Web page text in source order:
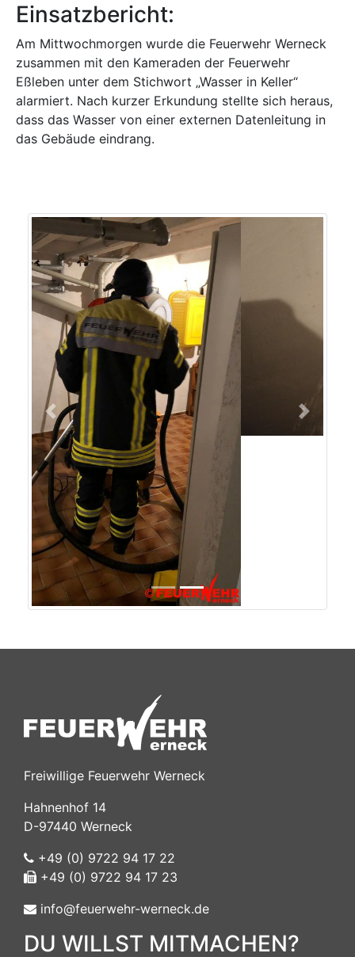
Einsatzbericht:
Am Mittwochmorgen wurde die Feuerwehr Werneck
zusammen mit den Kameraden der Feuerwehr
Eßleben unter dem Stichwort „Wasser in Keller“
alarmiert. Nach kurzer Erkundung stellte sich heraus,
dass das Wasser von einer externen Datenleitung in
das Gebäude eindrang.
Previous Next
Freiwillige Feuerwehr Werneck
+49 (0) 9722 94 17 23
info@feuerwehr-werneck.de
DU WILLST MITMACHEN?
Dann komm einfach vorbei!
Wir sind jeden Montag ab 19 Uhr im Gerätehaus
am Hahnenhof in Werneck. Sprich uns an und
Mehr Infos zum Ehrenamt gibt es hier!